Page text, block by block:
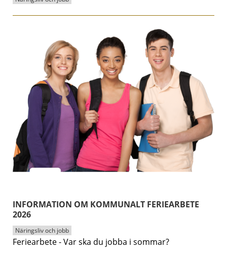
INFORMATION OM KOMMUNALT FERIEARBETE
2026
Näringsliv och jobb
Feriearbete - Var ska du jobba i sommar?